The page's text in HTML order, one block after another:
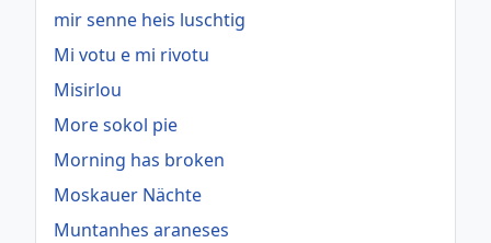
mir senne heis luschtig
Mi votu e mi rivotu
Misirlou
More sokol pie
Morning has broken
Moskauer Nächte
Muntanhes araneses